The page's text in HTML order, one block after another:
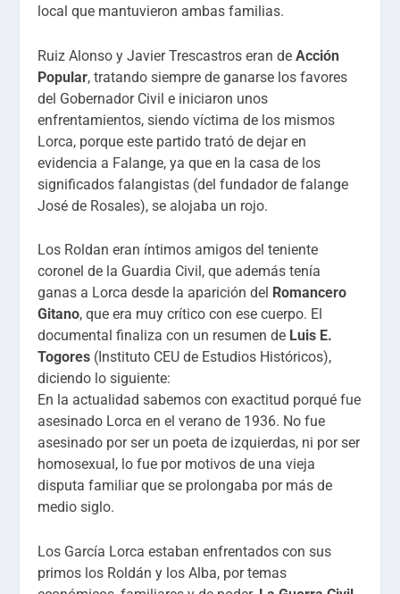
local que mantuvieron ambas familias.
Ruiz Alonso y Javier Trescastros eran de Acción
Popular, tratando siempre de ganarse los favores
del Gobernador Civil e iniciaron unos
enfrentamientos, siendo víctima de los mismos
Lorca, porque este partido trató de dejar en
evidencia a Falange, ya que en la casa de los
significados falangistas (del fundador de falange
José de Rosales), se alojaba un rojo.
Los Roldan eran íntimos amigos del teniente
coronel de la Guardia Civil, que además tenía
ganas a Lorca desde la aparición del Romancero
Gitano, que era muy crítico con ese cuerpo. El
documental finaliza con un resumen de Luis E.
Togores (Instituto CEU de Estudios Históricos),
diciendo lo siguiente:
En la actualidad sabemos con exactitud porqué fue
asesinado Lorca en el verano de 1936. No fue
asesinado por ser un poeta de izquierdas, ni por ser
homosexual, lo fue por motivos de una vieja
disputa familiar que se prolongaba por más de
medio siglo.
Los García Lorca estaban enfrentados con sus
primos los Roldán y los Alba, por temas